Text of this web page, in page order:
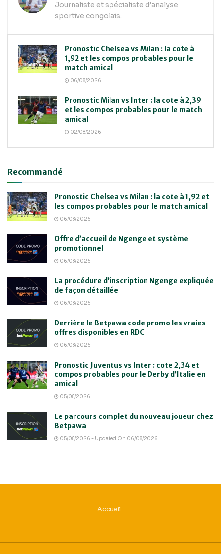
Journaliste et spécialiste d’analyse
sportive congolais.
Pronostic Chelsea vs Milan : la cote à
1,92 et les compos probables pour le
match amical
06/08/2026
Pronostic Milan vs Inter : la cote à 2,39
et les compos probables pour le match
amical
02/08/2026
Recommandé
Pronostic Chelsea vs Milan : la cote à 1,92 et
les compos probables pour le match amical
06/08/2026
Offre d’accueil de Ngenge et système
promotionnel
06/08/2026
La procédure d’inscription Ngenge expliquée
de façon détaillée
06/08/2026
Derrière le Betpawa code promo les vraies
offres disponibles en RDC
06/08/2026
Pronostic Juventus vs Inter : cote 2,34 et
compos probables pour le Derby d’Italie en
amical
05/08/2026
Le parcours complet du nouveau joueur chez
Betpawa
05/08/2026 - Updated On 06/08/2026
Accueil